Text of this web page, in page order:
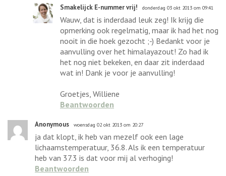
Smakelijck E-nummer vrij! donderdag 03 okt 2013 om 09:41
Wauw, dat is inderdaad leuk zeg! Ik krijg die
opmerking ook regelmatig, maar ik had het nog
nooit in die hoek gezocht ;-) Bedankt voor je
aanvulling over het himalayazout! Zo had ik
het nog niet bekeken, en daar zit inderdaad
wat in! Dank je voor je aanvulling!
Groetjes, Williene
Beantwoorden
Anonymous woensdag 02 okt 2013 om 20:27
ja dat klopt, ik heb van mezelf ook een lage
lichaamstemperatuur, 36.8. Als ik een temperatuur
heb van 37.3 is dat voor mij al verhoging!
Beantwoorden